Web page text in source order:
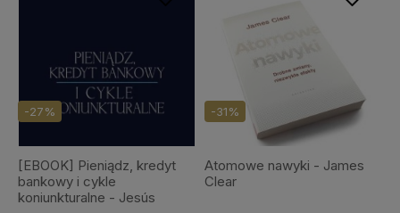
[EBOOK] Pieniądz, kredyt
bankowy i cykle
koniunkturalne - Jesús
-27%
Atomowe nawyki - James
Clear
-31%